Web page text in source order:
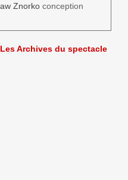
Znorkoconception
Archives du spectacle